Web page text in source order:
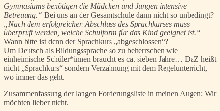
Gymnasiums benötigen die Mädchen und Jungen intensive
Betreuung.“ Bei uns an der Gesamtschule dann nicht so unbedingt?
„Nach dem erfolgreichen Abschluss des Sprachkurses muss
überprüft werden, welche Schulform für das Kind geeignet ist.“
Wann bitte ist denn der Sprachkurs „abgeschlossen“?
Um Deutsch als Bildungssprache so zu beherrschen wie
einheimische Schüler*innen braucht es ca. sieben Jahre… DaZ heißt
nicht „Sprachkurs“ sondern Verzahnung mit dem Regelunterricht,
wo immer das geht.
Zusammenfassung der langen Forderungsliste in meinen Augen: Wir
möchten lieber nicht.